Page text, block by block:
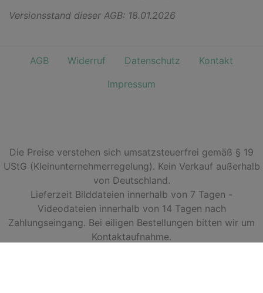
Versionsstand dieser AGB: 18.01.2026
AGB Widerruf Datenschutz
Kontakt
Impressum
Die Preise verstehen sich umsatzsteuerfrei gemäß § 19
UStG (Kleinunternehmerregelung). Kein Verkauf außerhalb
von Deutschland.
Lieferzeit Bilddateien innerhalb von 7 Tagen -
Videodateien innerhalb von 14 Tagen nach
Zahlungseingang. Bei eiligen Bestellungen bitten wir um
Kontaktaufnahme.